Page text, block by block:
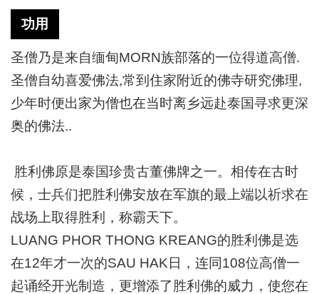
功用
圣僧乃是来自缅甸MORN族部落的一位得道高僧.
圣僧自幼喜爱佛法,常到住家附近的佛寺研究佛理,
少年时便出家为僧也在当时离乡远赴泰国寻求更深
奥的佛法..
胜利佛原是泰国珍贵古董佛牌之一。相传在古时
候，士兵们把胜利佛安放在军旗的最上端以祈求在
战场上取得胜利，称霸天下。
LUANG PHOR THONG KREANG的胜利佛是选
在12年才一次的SAU HAK 日，连同108位高僧一
起诵经开光制造，更增添了胜利佛的威力，使您在